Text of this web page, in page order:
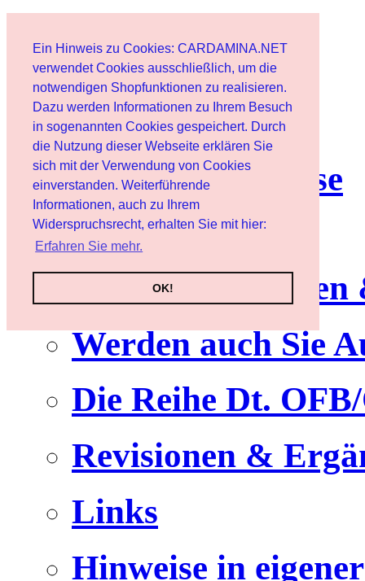
Ein Hinweis zu Cookies: CARDAMINA.NET
verwendet Cookies ausschließlich, um die
notwendigen Shopfunktionen zu realisieren.
Dazu werden Informationen zu Ihrem Besuch
in sogenannten Cookies gespeichert. Durch
die Nutzung dieser Webseite erklären Sie
sich mit der Verwendung von Cookies
einverstanden. Weiterführende
Informationen, auch zu Ihrem
Widerspruchsrecht, erhalten Sie mit hier:
Erfahren Sie mehr.
OK!
Benutzer
Newsletter
Nutzungshinweise
Service
Werden auch Sie
Die Reihe Dt.
Revisionen &
Links
Hinweise in